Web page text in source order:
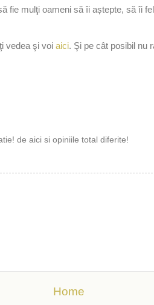
fie mulţi oameni să îi aștepte, să îi
vedea şi voi aici. Şi pe cât posibil nu
de aici si opiniile total diferite!
Home